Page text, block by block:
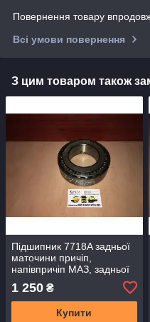
Повернення товару
Всі умови повернення
З цим товаром також
Підшипник 7718A задньої
маточини причіп,
напівпричіп МАЗ, задньої
1 250 ₴
Купити